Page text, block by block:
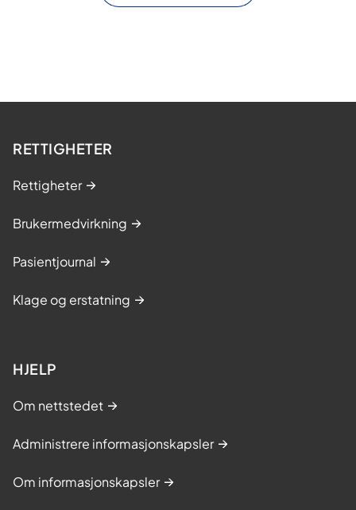
RETTIGHETER
Rettigheter
Brukermedvirkning
Pasientjournal
Klage og erstatning
HJELP
Om nettstedet
Administrere informasjonskapsler
Om informasjonskapsler